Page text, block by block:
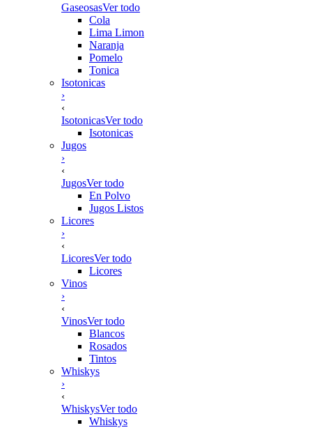
GaseosasVer todo
Cola
Lima Limon
Naranja
Pomelo
Tonica
Isotonicas
›
‹
IsotonicasVer todo
Isotonicas
Jugos
›
‹
JugosVer todo
En Polvo
Jugos Listos
Licores
›
‹
LicoresVer todo
Licores
Vinos
›
‹
VinosVer todo
Blancos
Rosados
Tintos
Whiskys
›
‹
WhiskysVer todo
Whiskys